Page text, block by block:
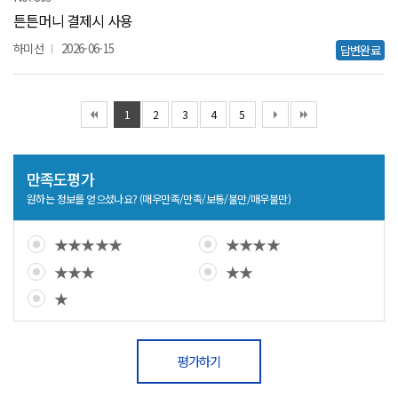
튼튼머니 결제시 사용
하미선 답변완료
2026-06-15
1 2 3 4 5
만족도평가
원하는 정보를 얻으셨나요? (매우만족/만족/보통/불만/매우불만)
★★★★★
★★★★
★★★
★★
★
평가하기